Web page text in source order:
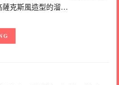
薩克斯風造型的溜…